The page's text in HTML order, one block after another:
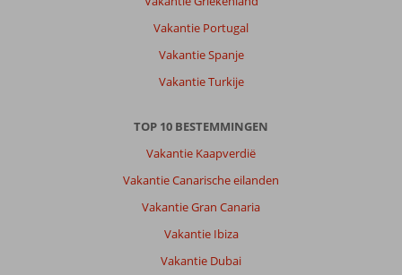
Vakantie Portugal
Vakantie Spanje
Vakantie Turkije
TOP 10 BESTEMMINGEN
Vakantie Kaapverdië
Vakantie Canarische eilanden
Vakantie Gran Canaria
Vakantie Ibiza
Vakantie Dubai